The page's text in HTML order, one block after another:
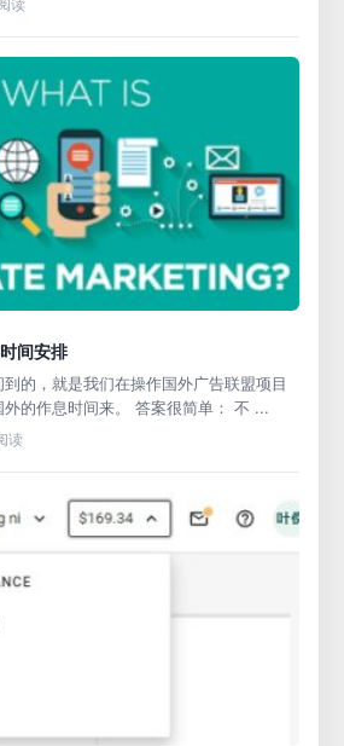
读
间安排
的，就是我们在操作国外广告联盟项目
的作息时间来。 答案很简单： 不 ...
读